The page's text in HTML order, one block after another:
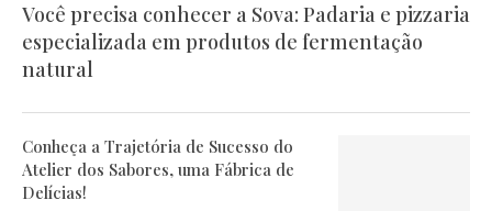
Você precisa conhecer a Sova: Padaria e pizzaria
especializada em produtos de fermentação
natural
Conheça a Trajetória de Sucesso do
Atelier dos Sabores, uma Fábrica de
Delícias!